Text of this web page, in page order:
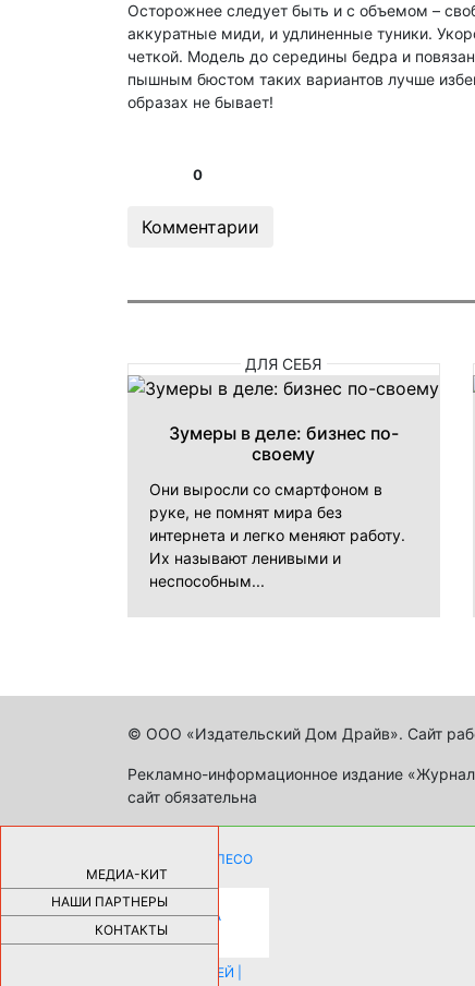
Осторожнее следует быть и с объемом –
аккуратные миди, и удлиненные туники.
четкой. Модель до середины бедра и
пышным бюстом таких вариантов лучше
образах не бывает!
0
Комментарии
ДЛЯ СЕБЯ
Зумеры в деле: бизнес по-
своему
Они выросли со смартфоном в
руке, не помнят мира без
интернета и легко меняют работу.
Их называют ленивыми и
неспособным...
© ООО «Издательский Дом Драйв». Сайт
Рекламно-информационное издание
сайт обязательна
МЕДИА-КИТ
НАШИ ПАРТНЕРЫ
КОНТАКТЫ
КАК ДЕВУШКЕ ПОМЕНЯТЬ КОЛЕСО
НА АВТОМОБИЛЕ |69177
НОВЫЕ РАЗРАБОТКИ ДЛЯ
ОЗДОРОВЛЕНИЯ ОРГАНИЗМА
ПЛАТФОРМА ШУМАННА 3Д И
КАПСУЛА ЗДОРОВЬЯ |28287
ИСТОРИЯ НАКЛАДНЫХ НОГТЕЙ |